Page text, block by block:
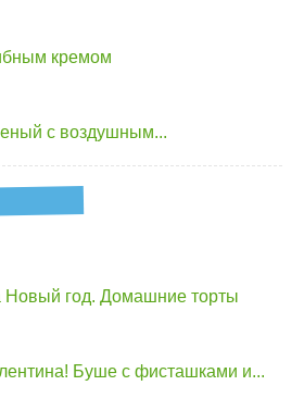
кремом
с воздушным...
Новый год. Домашние торты
Буше с фисташками и...